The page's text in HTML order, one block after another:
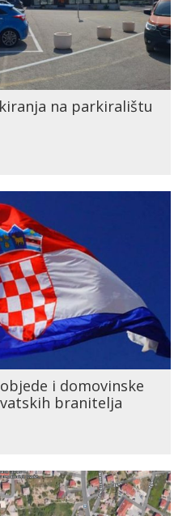
na parkiralištu
i domovinske
branitelja